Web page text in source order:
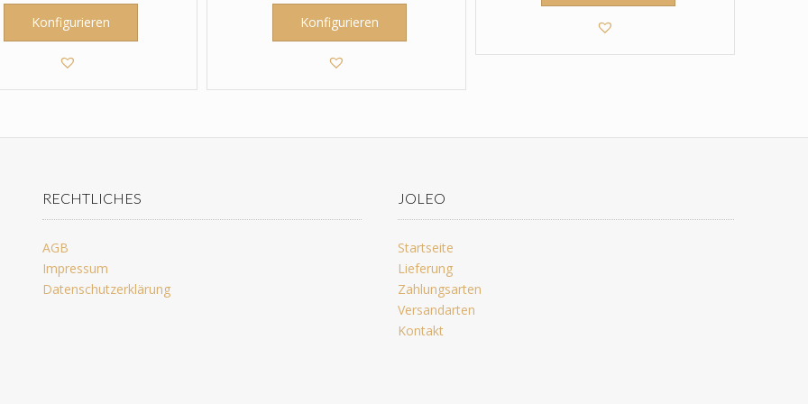
Konfigurieren Konfigurieren
RECHTLICHES
AGB
Impressum
Datenschutzerklärung
JOLEO
Startseite
Lieferung
Zahlungsarten
Versandarten
Kontakt